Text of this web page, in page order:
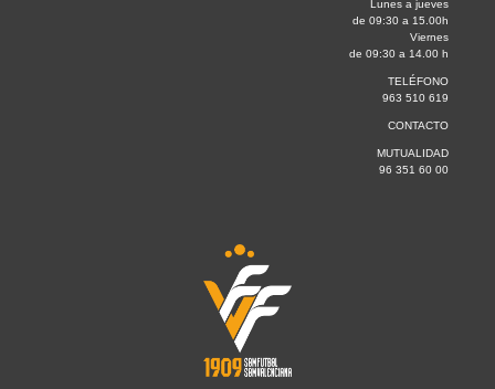
Lunes a jueves
de 09:30 a 15.00h
Viernes
de 09:30 a 14.00 h
TELÉFONO
963 510 619
CONTACTO
MUTUALIDAD
96 351 60 00